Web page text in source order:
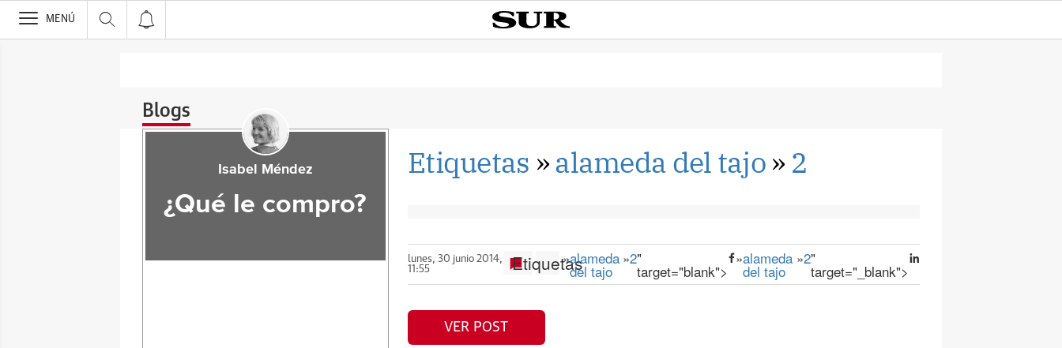
>
MENÚ
Blogs
Etiquetas »alameda del tajo» 2
lunes, 30 junio 2014,
11:55
Etiquetas
»alameda
del tajo
»2"
target="blank">
»alameda
del tajo
»2"
target="_blank">
VER POST
Isabel Méndez
¿Qué le compro?